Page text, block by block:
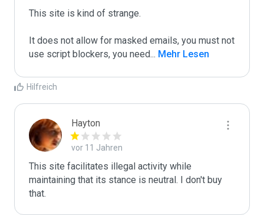
This site is kind of strange.
It does not allow for masked emails, you must not
use script blockers, you need... Mehr Lesen
Hilfreich
Hayton
vor 11 Jahren
This site facilitates illegal activity while
maintaining that its stance is neutral. I don't buy
that.